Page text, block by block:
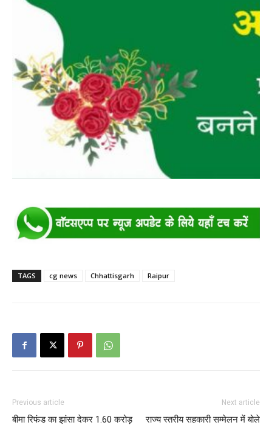
TAGS cg news Chhattisgarh Raipur
Previous article
बीमा रिफंड का झांसा देकर 1.60 करोड़
Next article
राज्य स्तरीय सहकारी सम्मेलन में बोले